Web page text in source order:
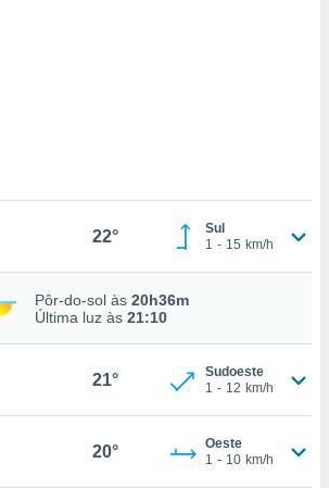
22°
Sul
1 - 15 km/h
Pôr-do-sol às 20h36m
Última luz às 21:10
21°
Sudoeste
1 - 12 km/h
20°
Oeste
1 - 10 km/h